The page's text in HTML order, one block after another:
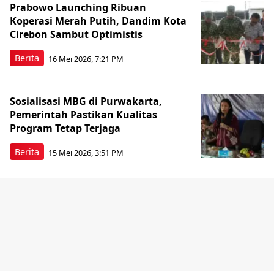
Berita
Prabowo Launching Ribuan
Koperasi Merah Putih, Dandim Kota
Cirebon Sambut Optimistis
16 Mei 2026, 7:21 PM
Berita
Sosialisasi MBG di Purwakarta,
Pemerintah Pastikan Kualitas
Program Tetap Terjaga
15 Mei 2026, 3:51 PM